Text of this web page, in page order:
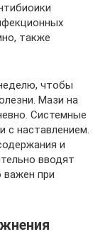
также
чтобы
Мази на
Системные
с наставлением.
и
вводят
при